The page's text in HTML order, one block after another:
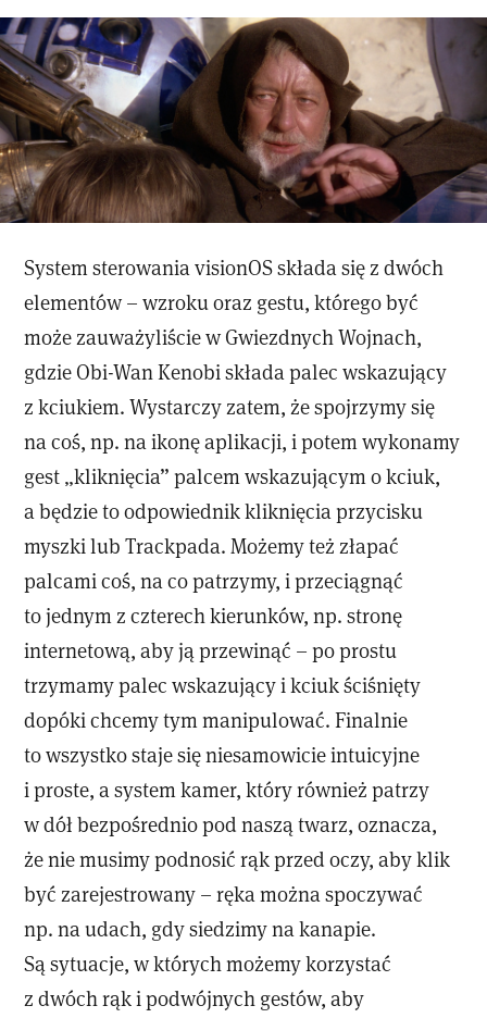
System sterowania visionOS składa się z dwóch
elementów – wzroku oraz gestu, którego być
może zauważyliście w Gwiezdnych Wojnach,
gdzie Obi-Wan Kenobi składa palec wskazujący
z kciukiem. Wystarczy zatem, że spojrzymy się
na coś, np. na ikonę aplikacji, i potem wykonamy
gest „kliknięcia” palcem wskazującym o kciuk,
a będzie to odpowiednik kliknięcia przycisku
myszki lub Trackpada. Możemy też złapać
palcami coś, na co patrzymy, i przeciągnąć
to jednym z czterech kierunków, np. stronę
internetową, aby ją przewinąć – po prostu
trzymamy palec wskazujący i kciuk ściśnięty
dopóki chcemy tym manipulować. Finalnie
to wszystko staje się niesamowicie intuicyjne
i proste, a system kamer, który również patrzy
w dół bezpośrednio pod naszą twarz, oznacza,
że nie musimy podnosić rąk przed oczy, aby klik
być zarejestrowany – ręka można spoczywać
np. na udach, gdy siedzimy na kanapie.
Są sytuacje, w których możemy korzystać
z dwóch rąk i podwójnych gestów, aby